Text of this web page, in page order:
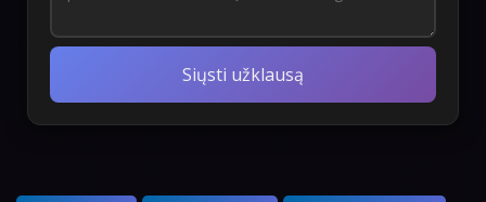
Siųsti užklausą